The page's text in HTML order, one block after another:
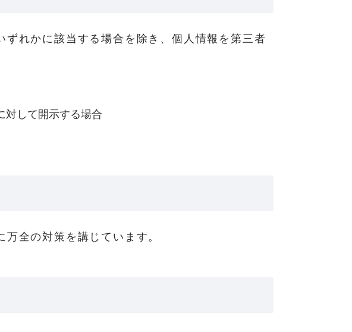
れかに該当する場合を除き、個人情報を第三者
対して開示する場合
全の対策を講じています。